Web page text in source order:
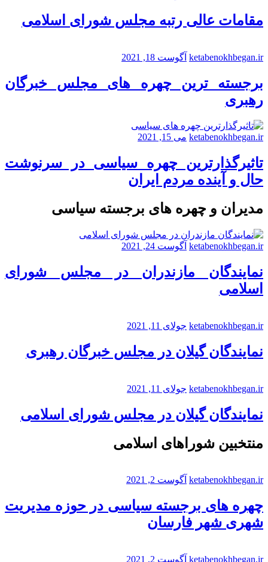
مقامات عالی رتبه مجلس شورای اسلامی
ketabenokhbegan.ir آگوست 18, 2021
برجسته ترین چهره های مجلس خبرگان
رهبری
ketabenokhbegan.ir می 15, 2021
تاثیرگذارترین چهره سیاسی در سرنوشت
حال و آینده مردم ایران
مدیران و چهره های برجسته سیاسی
ketabenokhbegan.ir آگوست 24, 2021
نمایندگان مازندران در مجلس شورای
اسلامی
ketabenokhbegan.ir جولای 11, 2021
نمایندگان گیلان در مجلس خبرگان رهبری
ketabenokhbegan.ir جولای 11, 2021
نمایندگان گیلان در مجلس شورای اسلامی
منتخبین شوراهای اسلامی
ketabenokhbegan.ir آگوست 2, 2021
چهره های برجسته سیاسی در حوزه مدیریت
شهری شهر فارسان
ketabenokhbegan.ir آگوست 2, 2021